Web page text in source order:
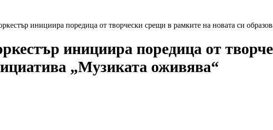
инициира поредица от творчески срещи в рамките на новата си
инициира поредица от
„Музиката оживява“